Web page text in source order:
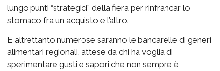
lungo punti “strategici” della fiera per rinfrancar lo
stomaco fra un acquisto e l’altro.
E altrettanto numerose saranno le bancarelle di generi
alimentari regionali, attese da chi ha voglia di
sperimentare gusti e sapori che non sempre è